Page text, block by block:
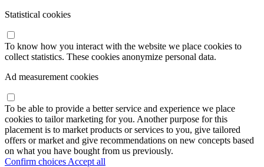
Statistical cookies
To know how you interact with the website we place cookies to
collect statistics. These cookies anonymize personal data.
Ad measurement cookies
To be able to provide a better service and experience we place
cookies to tailor marketing for you. Another purpose for this
placement is to market products or services to you, give tailored
offers or market and give recommendations on new concepts based
on what you have bought from us previously.
Confirm choices Accept all